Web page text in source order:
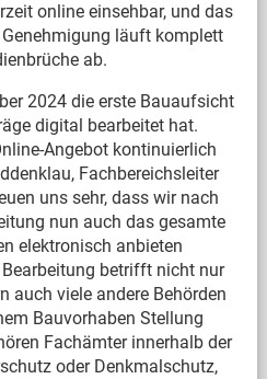
online einsehbar, und das
läuft komplett
ab.
2024 die erste Bauaufsicht
digital bearbeitet hat.
Angebot kontinuierlich
Fachbereichsleiter
uns sehr, dass wir nach
nun auch das gesamte
elektronisch anbieten
Bearbeitung betrifft nicht nur
auch viele andere Behörden
Bauvorhaben Stellung
Fachämter innerhalb der
oder Denkmalschutz,